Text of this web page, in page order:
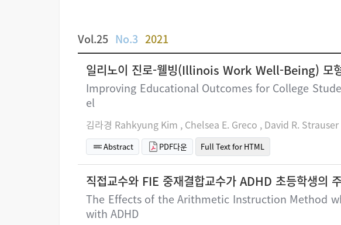
Vol.25 No.3 2021
일리노이 진로-웰빙(Illinois Work Well-Being) 모
Improving Educational Outcomes for College
el
김라경 Rahkyung Kim , Chelsea E. Greco , David R. Strauser
Abstract PDF다운 Full Text for HTML
직접교수와 FIE 중재결합교수가 ADHD 초등학생의
The Effects of the Arithmetic Instruction Method
with ADHD